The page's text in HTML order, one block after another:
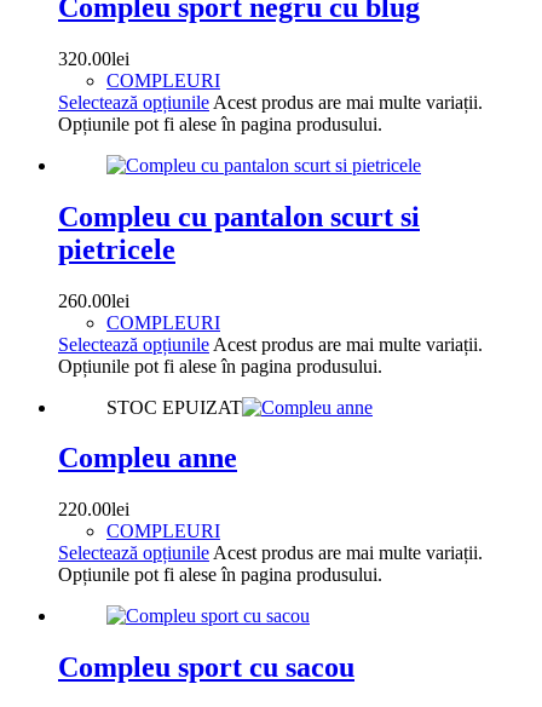
Compleu sport negru cu blug
320.00lei
COMPLEURI
Selectează opțiunile Acest produs are mai multe variații.
Opțiunile pot fi alese în pagina produsului.
Compleu cu pantalon scurt si
pietricele
260.00lei
COMPLEURI
Selectează opțiunile Acest produs are mai multe variații.
Opțiunile pot fi alese în pagina produsului.
STOC EPUIZAT
Compleu anne
220.00lei
COMPLEURI
Selectează opțiunile Acest produs are mai multe variații.
Opțiunile pot fi alese în pagina produsului.
Compleu sport cu sacou